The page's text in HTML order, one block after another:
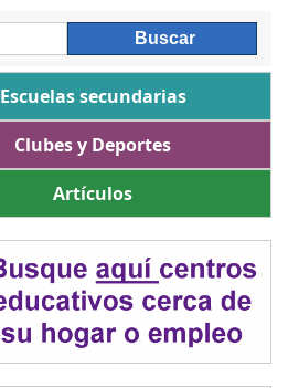
Escuelas secundarias
Clubes y Deportes
Artículos